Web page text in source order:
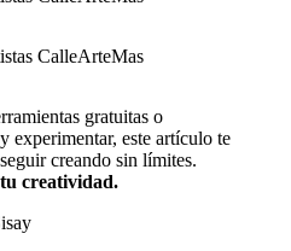
gratuitas o
experimentar, este artículo te
creando sin límites.
creatividad.